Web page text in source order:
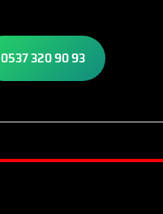
0537 320 90 93